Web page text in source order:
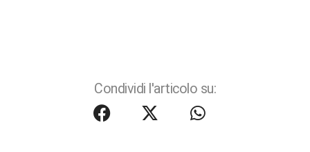
Condividi l'articolo su: